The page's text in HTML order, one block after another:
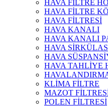
HAVA FİLTRE
HAVA FİLTRE
HAVA FİLTRESİ
HAVA KANALI
HAVA KANALI
HAVA
HAVA
HAVA TAHLİYE
KLİMA FİLTRE
MAZOT
POLEN FİLTRESİ